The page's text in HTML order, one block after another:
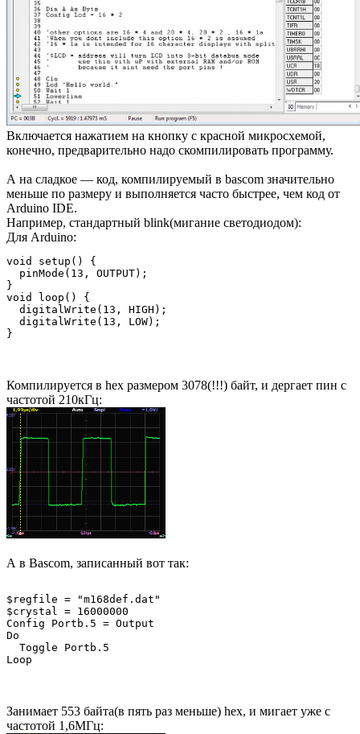
Включается нажатием на кнопку с красной микросхемой,
конечно, предварительно надо скомпилировать программу.
А на сладкое — код, компилируемый в bascom значительно
меньше по размеру и выполняется часто быстрее, чем код от
Arduino IDE.
Например, стандартный blink(мигание светодиодом):
Для Arduino:
void setup() {
  pinMode(13, OUTPUT);
}
void loop() {
  digitalWrite(13, HIGH);
  digitalWrite(13, LOW);
Компилируется в hex размером 3078(!!!) байт, и дергает пин с
частотой 210кГц:
А в Bascom, записанный вот так:
$regfile = "m168def.dat"
$crystal = 16000000
Config Portb.5 = Output
Do
  Toggle Portb.5
Занимает 553 байта(в пять раз меньше) hex, и мигает уже с
частотой 1,6МГц: